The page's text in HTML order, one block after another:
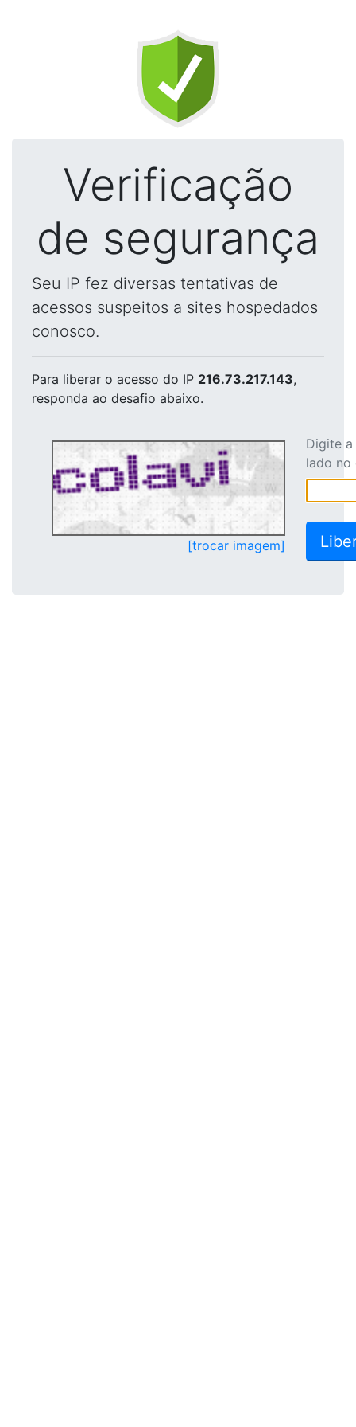
Verificação
de segurança
Seu IP fez diversas tentativas de
acessos suspeitos a sites hospedados
conosco.
Para liberar o acesso do IP 216.73.217.143,
responda ao desafio abaixo.
[trocar imagem]
Digite
lado no